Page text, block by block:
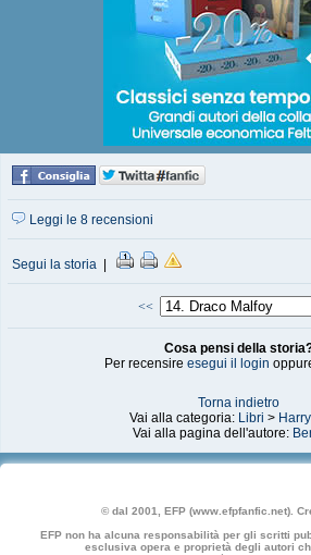
Leggi le 8 recensioni
Segui la storia
<<
Cosa pensi della
Per recensireesegui il login
Torna indietro
Vai alla categoria: Libri >
Vai alla pagina dell'autore:
© dal 2001, EFP (www.efpfanfic.net).
EFP non ha alcuna responsabilità per gli scritti
esclusiva opera e proprietà degli autori